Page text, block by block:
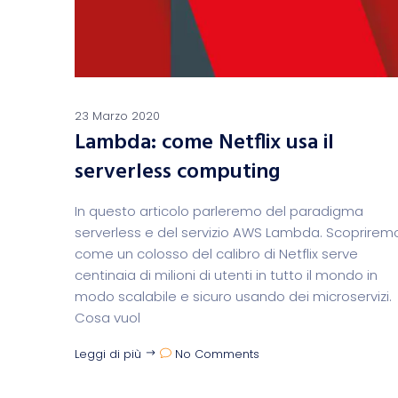
23 Marzo 2020
Lambda: come Netflix usa il
serverless computing
In questo articolo parleremo del paradigma
serverless e del servizio AWS Lambda.
come un colosso del calibro di Netflix serve
centinaia di milioni di utenti in tutto il mondo in
modo scalabile e sicuro usando dei microservizi.
Cosa vuol
Leggi di più No Comments